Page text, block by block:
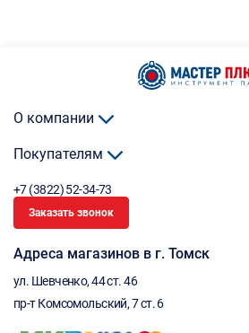
О компании
Покупателям
+7 (3822) 52-34-73
Заказать звонок
Адреса магазинов в г. Томск
ул. Шевченко, 44 ст. 46
пр-т Комсомольский, 7 ст. 6